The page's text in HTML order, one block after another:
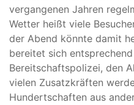
vergangenen Jahren
Wetter heißt viele
der Abend könnte damit
bereitet sich
Bereitschaftspolizei, den
vielen Zusatzkräften
Hundertschaften aus